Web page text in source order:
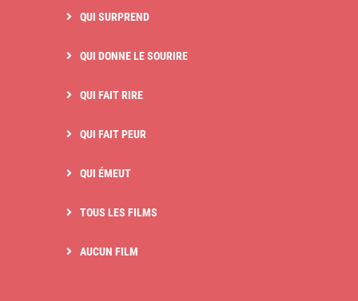
QUI SURPREND
QUI DONNE LE SOURIRE
QUI FAIT RIRE
QUI FAIT PEUR
QUI ÉMEUT
TOUS LES FILMS
AUCUN FILM